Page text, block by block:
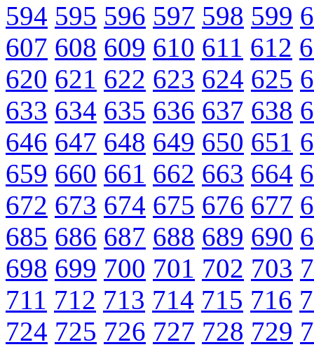
594 595 596 597 598 599
607 608 609 610 611 612
620 621 622 623 624 625
633 634 635 636 637 638
646 647 648 649 650 651
659 660 661 662 663 664
672 673 674 675 676 677
685 686 687 688 689 690
698 699 700 701 702 703
711 712 713 714 715 716
724 725 726 727 728 729